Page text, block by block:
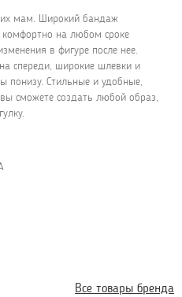
мам. Широкий бандаж
комфортно на любом сроке
в фигуре после нее.
спереди, широкие шлевки и
понизу. Стильные и удобные,
сможете создать любой образ,
Все товары бренда